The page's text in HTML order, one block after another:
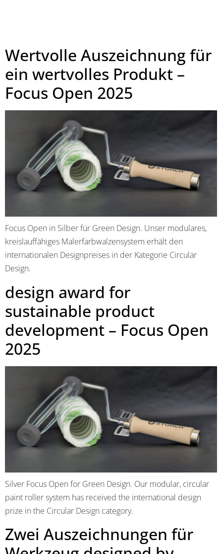
Wertvolle Auszeichnung für
ein wertvolles Produkt –
Focus Open 2025
Focus Open in Silber für Green Design. Unser modulares,
kreislauffähiges Malerfarbwalzensystem erhält den
internationalen Designpreises in der Kategorie Circular
Design.
design award for
sustainable product
development – Focus Open
2025
Silver Focus Open for Green Design. Our modular, circular
paint roller system has received the international design
prize in the Circular Design category.
Zwei Auszeichnungen für